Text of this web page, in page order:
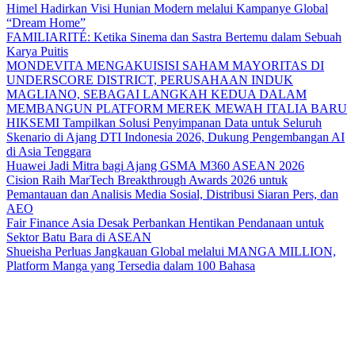
Himel Hadirkan Visi Hunian Modern melalui Kampanye Global
“Dream Home”
FAMILIARITÉ: Ketika Sinema dan Sastra Bertemu dalam Sebuah
Karya Puitis
MONDEVITA MENGAKUISISI SAHAM MAYORITAS DI
UNDERSCORE DISTRICT, PERUSAHAAN INDUK
MAGLIANO, SEBAGAI LANGKAH KEDUA DALAM
MEMBANGUN PLATFORM MEREK MEWAH ITALIA BARU
HIKSEMI Tampilkan Solusi Penyimpanan Data untuk Seluruh
Skenario di Ajang DTI Indonesia 2026, Dukung Pengembangan AI
di Asia Tenggara
Huawei Jadi Mitra bagi Ajang GSMA M360 ASEAN 2026
Cision Raih MarTech Breakthrough Awards 2026 untuk
Pemantauan dan Analisis Media Sosial, Distribusi Siaran Pers, dan
AEO
Fair Finance Asia Desak Perbankan Hentikan Pendanaan untuk
Sektor Batu Bara di ASEAN
Shueisha Perluas Jangkauan Global melalui MANGA MILLION,
Platform Manga yang Tersedia dalam 100 Bahasa